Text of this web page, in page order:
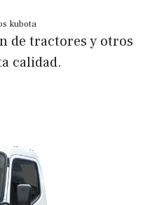
kubota
de tractores y otros
calidad.